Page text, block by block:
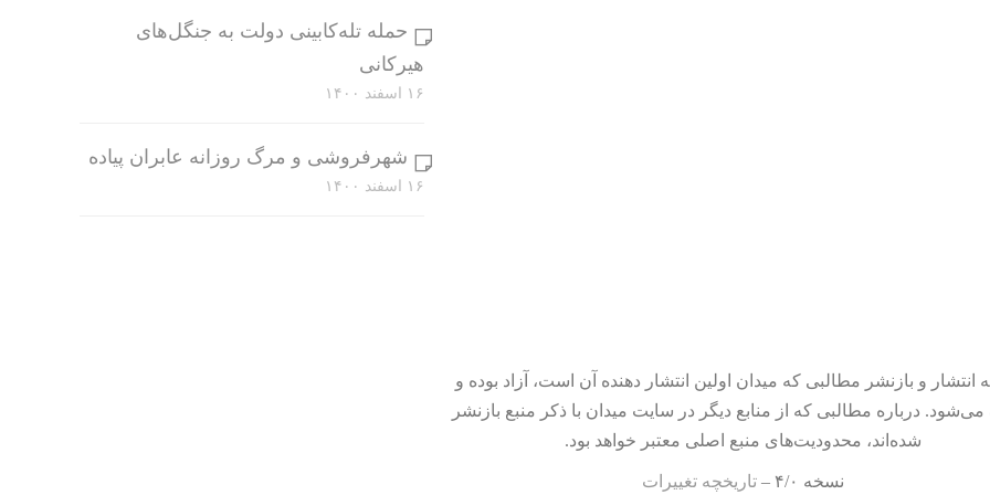
حمله تله‌کابینی دولت به جنگل‌های
هیرکانی
۱۶ اسفند ۱۴۰۰
شهرفروشی و مرگ روزانه عابران پیاده
۱۶ اسفند ۱۴۰۰
انتشار و بازنشر مطالبی که میدان اولین انتشار دهنده آن است، آزاد بوده و
درباره مطالبی که از منابع دیگر در سایت میدان با ذکر منبع بازنشر
شده‌اند، محدودیت‌های منبع اصلی معتبر خواهد بود.
نسخه ۴/۰ – تاریخچه تغییرات